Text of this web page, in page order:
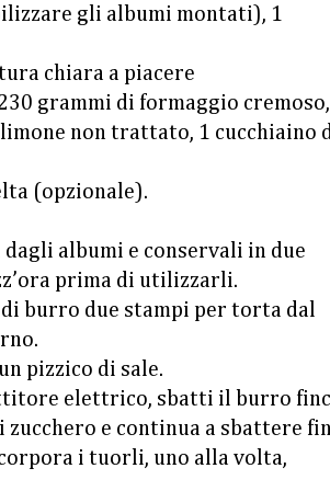
gli albumi montati), 1
chiara a piacere
grammi di formaggio cremoso,
non trattato, 1 cucchiaino
(opzionale).
albumi e conservali in due
prima di utilizzarli.
burro due stampi per torta dal
pizzico di sale.
elettrico, sbatti il burro
e continua a sbattere
i tuorli, uno alla volta,